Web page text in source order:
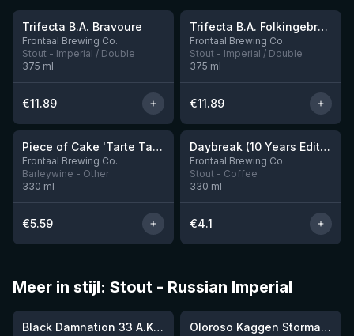
Trifecta B.A. Bravoure
Frontaal Brewing Co.
Stout - Imperial / Double
375 ml
€11.89
Nog 10Trifecta B.A. Folkingebrew
Frontaal Brewing Co.
Stout - Imperial / Double
375 ml
€11.89
★ 3.9
Piece of Cake 'Tarte Tatin'
Frontaal Brewing Co.
Barleywine - Other
330 ml
€5.59
★ 3.24
Daybreak (10 Years Edition)
Frontaal Brewing Co.
Stout - Coffee
330 ml
€4.1
Meer in stijl: Stout - Russian Imperial
★4.03
Black Damnation 33 A.K.A. Masters of Darkness III (BA Islay Peated Whisky) Nog 6
★4.19
Oloroso Kaggen Stormaktsporter 2024